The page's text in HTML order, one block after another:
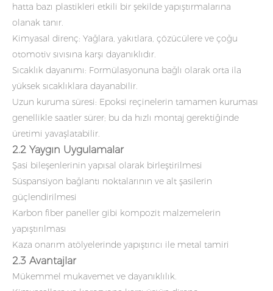
hatta bazı plastikleri etkili bir şekilde yapıştırmalarına
olanak tanır.
Kimyasal direnç: Yağlara, yakıtlara, çözücülere ve çoğu
otomotiv sıvısına karşı dayanıklıdır.
Sıcaklık dayanımı: Formülasyonuna bağlı olarak orta ila
yüksek sıcaklıklara dayanabilir.
Uzun kuruma süresi: Epoksi reçinelerin tamamen kuruması
genellikle saatler sürer; bu da hızlı montaj gerektiğinde
üretimi yavaşlatabilir.
2.2 Yaygın Uygulamalar
Şasi bileşenlerinin yapısal olarak birleştirilmesi
Süspansiyon bağlantı noktalarının ve alt şasilerin
güçlendirilmesi
Karbon fiber paneller gibi kompozit malzemelerin
yapıştırılması
Kaza onarım atölyelerinde yapıştırıcı ile metal tamiri
2.3 Avantajlar
Mükemmel mukavemet ve dayanıklılık.